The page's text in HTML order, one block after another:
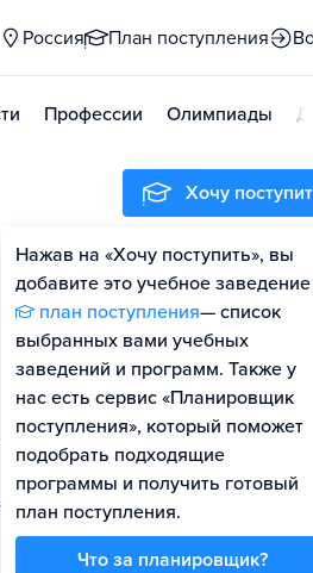
Россия План поступления
Профессии Олимпиады
Хочу
Нажав на «Хочу поступить», вы
добавите это учебное
план поступления— список
выбранных вами учебных
заведений и программ. Также у
нас есть сервис «Планировщик
поступления», который поможет
подобрать подходящие
программы и получить готовый
план поступления.
Что за планировщик?
Оценить шансы